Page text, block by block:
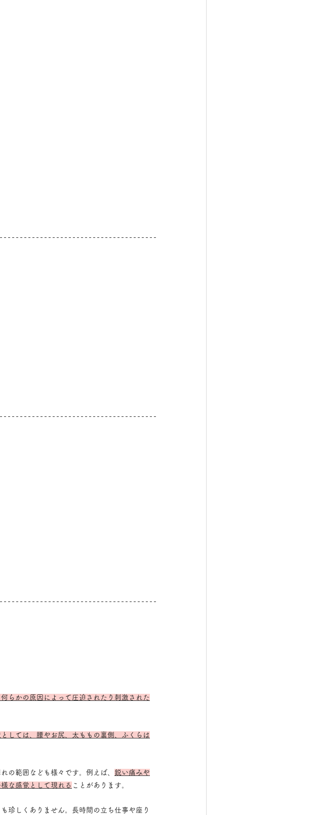
らかの原因によって圧迫されたり刺激された
としては、腰やお尻、太ももの裏側、ふくらは
の範囲なども様々です。例えば、 鋭い痛みや
な感覚として現れる ことがあります。
珍しくありません。長時間の立ち仕事や座り